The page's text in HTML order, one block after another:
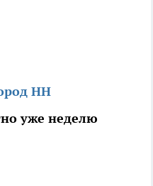
НН
уже неделю